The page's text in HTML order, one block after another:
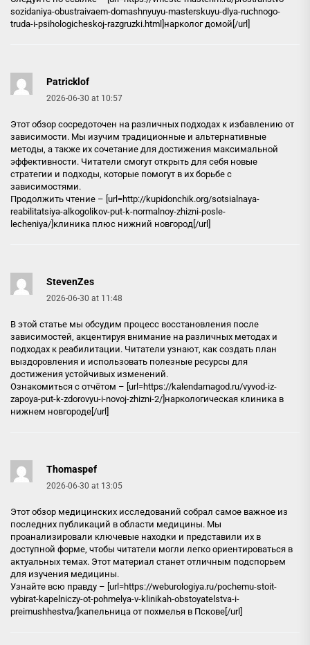
sozidaniya-obustraivaem-domashnyuyu-masterskuyu-dlya-ruchnogo-
truda-i-psihologicheskoj-razgruzki.html]нарколог домой[/url]
Patricklof
2026-06-30 at 10:57
Этот обзор сосредоточен на различных подходах к избавлению от
зависимости. Мы изучим традиционные и альтернативные
методы, а также их сочетание для достижения максимальной
эффективности. Читатели смогут открыть для себя новые
стратегии и подходы, которые помогут в их борьбе с
зависимостями.
Продолжить чтение – [url=http://kupidonchik.org/sotsialnaya-
reabilitatsiya-alkogolikov-put-k-normalnoy-zhizni-posle-
lecheniya/]клиника плюс нижний новгород[/url]
StevenZes
2026-06-30 at 11:48
В этой статье мы обсудим процесс восстановления после
зависимостей, акцентируя внимание на различных методах и
подходах к реабилитации. Читатели узнают, как создать план
выздоровления и использовать полезные ресурсы для
достижения устойчивых изменений.
Ознакомиться с отчётом – [url=https://kalendarnagod.ru/vyvod-iz-
zapoya-put-k-zdorovyu-i-novoj-zhizni-2/]наркологическая клиника в
нижнем новгороде[/url]
Thomaspef
2026-06-30 at 13:05
Этот обзор медицинских исследований собрал самое важное из
последних публикаций в области медицины. Мы
проанализировали ключевые находки и представили их в
доступной форме, чтобы читатели могли легко ориентироваться в
актуальных темах. Этот материал станет отличным подспорьем
для изучения медицины.
Узнайте всю правду – [url=https://weburologiya.ru/pochemu-stoit-
vybirat-kapelniczy-ot-pohmelya-v-klinikah-obstoyatelstva-i-
preimushhestva/]капельница от похмелья в Пскове[/url]